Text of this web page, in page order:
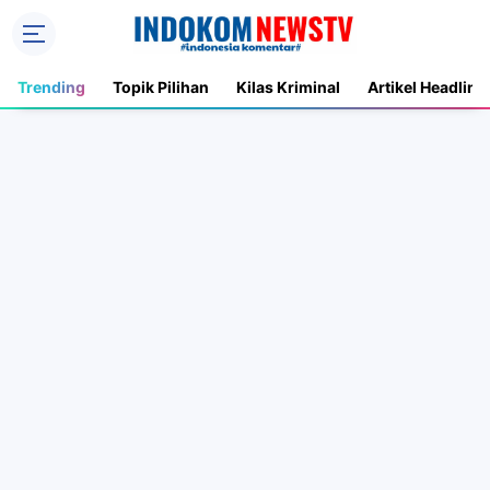
Trending Topik Pilihan Kilas Kriminal Artikel Headline